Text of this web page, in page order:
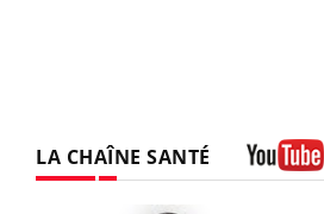
LA CHAÎNE SANTÉ